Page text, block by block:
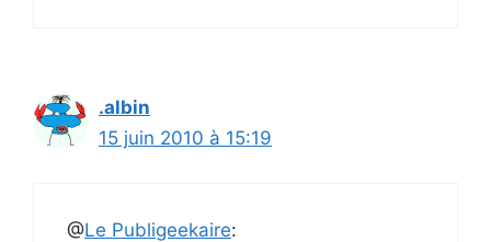
.albin
15 juin 2010 à 15:19
@Le Publigeekaire: